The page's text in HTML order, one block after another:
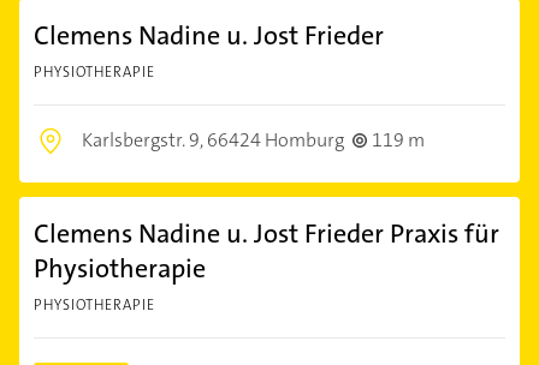
Clemens Nadine u. Jost Frieder
PHYSIOTHERAPIE
Karlsbergstr. 9,66424 Homburg 119 m
Clemens Nadine u. Jost Frieder Praxis für
Physiotherapie
PHYSIOTHERAPIE